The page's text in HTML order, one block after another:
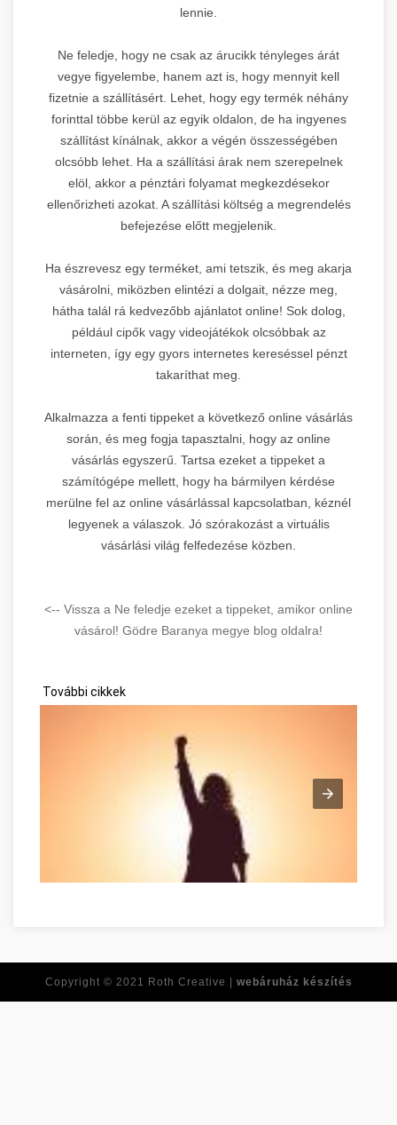
lennie.
Ne feledje, hogy ne csak az árucikk tényleges árát
vegye figyelembe, hanem azt is, hogy mennyit kell
fizetnie a szállításért. Lehet, hogy egy termék néhány
forinttal többe kerül az egyik oldalon, de ha ingyenes
szállítást kínálnak, akkor a végén összességében
olcsóbb lehet. Ha a szállítási árak nem szerepelnek
elöl, akkor a pénztári folyamat megkezdésekor
ellenőrizheti azokat. A szállítási költség a megrendelés
befejezése előtt megjelenik.
Ha észrevesz egy terméket, ami tetszik, és meg akarja
vásárolni, miközben elintézi a dolgait, nézze meg,
hátha talál rá kedvezőbb ajánlatot online! Sok dolog,
például cipők vagy videojátékok olcsóbbak az
interneten, így egy gyors internetes kereséssel pénzt
takaríthat meg.
Alkalmazza a fenti tippeket a következő online vásárlás
során, és meg fogja tapasztalni, hogy az online
vásárlás egyszerű. Tartsa ezeket a tippeket a
számítógépe mellett, hogy ha bármilyen kérdése
merülne fel az online vásárlással kapcsolatban, kéznél
legyenek a válaszok. Jó szórakozást a virtuális
vásárlási világ felfedezése közben.
<-- Vissza a Ne feledje ezeket a tippeket, amikor online
vásárol! Gödre Baranya megye blog oldalra!
További cikkek
Copyright © 2021 Roth Creative | webáruház készítés